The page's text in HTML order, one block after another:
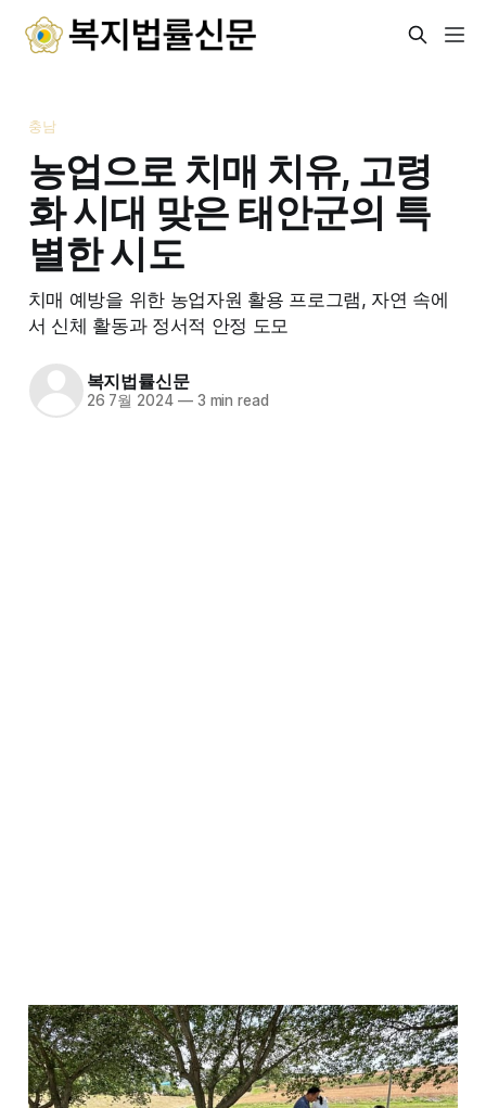
충남
농업으로 치매 치유, 고령
화 시대 맞은 태안군의 특
별한 시도
치매 예방을 위한 농업자원 활용 프로그램, 자연 속에
서 신체 활동과 정서적 안정 도모
복지법률신문
26 7월 2024 —3 min read